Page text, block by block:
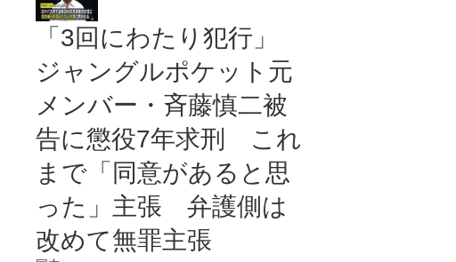
「3回にわたり犯行」
ジャングルポケット元
メンバー・斉藤慎二被
告に懲役7年求刑 これ
まで「同意があると思
った」主張 弁護側は
改めて無罪主張